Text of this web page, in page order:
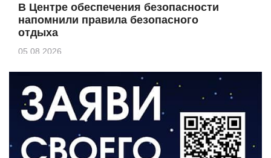
В Центре обеспечения безопасности
напомнили правила безопасного
отдыха
05.08.2026
КУЛЬТУРА
Афиша Зеленоградска
04.08.2026
РАЗЪЯСНЯЕМ